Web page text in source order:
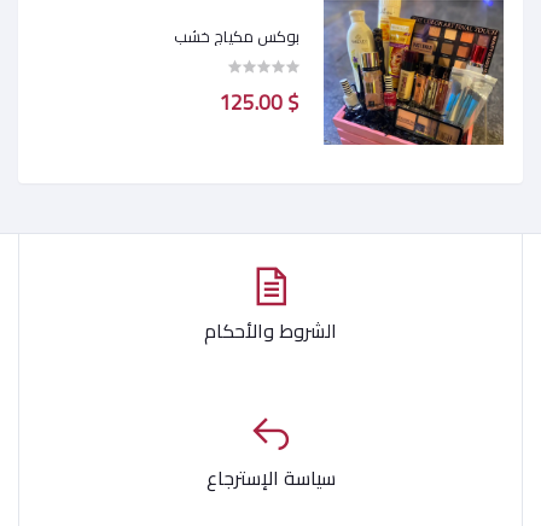
بوكس مكياج خشب
$ 125.00
الشروط والأحكام
سياسة الإسترجاع